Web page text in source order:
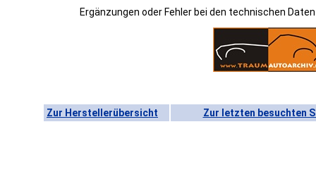
Ergänzungen oder Fehler bei den technischen
Zur Herstellerübersicht Zur letzten besuchten